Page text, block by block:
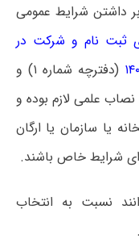
داشتن شرایط عمومی
ثبت نام و شرکت در
(دفترچه شماره ۱) و
علمی لازم بوده و
یا سازمان یا ارگان
شرایط خاص باشند.
۱۷ خردادماه ۱۴۰۴ می‌توانند نسبت به انتخاب